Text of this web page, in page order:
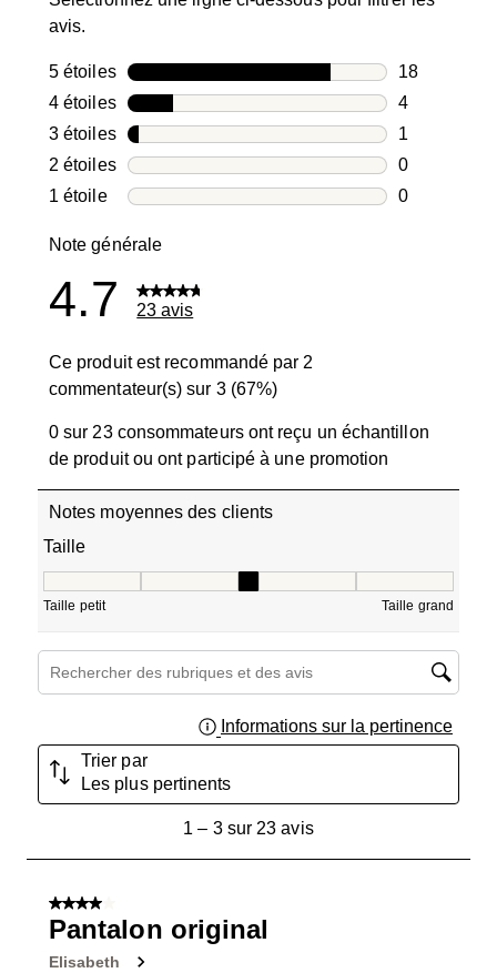
avis.
5 étoilesétoiles
18
18 avis
4 étoilesétoiles
4
4 avis avec
3 étoilesétoiles
1
1 avis avec
2 étoilesétoiles
0
0 avis avec
1 étoileétoiles
0
Note générale
4.7 23 avis
Ce produit est recommandé par 2
commentateur(s) sur 3 (67%)
0 sur 23 consommateurs ont reçu un échantillon
de produit ou ont participé à une promotion
Notes moyennes des clients
Taille
Taille petit Taille grand
Zone de recherche de sujet et d'avis
Informations sur la pertinence
Trier par
Les plus pertinents
sur
avis.
1 – 3 sur 23 avis
4 sur 5 étoiles.
Pantalon original
Elisabeth